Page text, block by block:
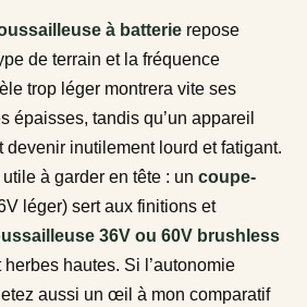
à batterie repose
de terrain et la fréquence
trop léger montrera vite ses
épaisses, tandis qu’un appareil
inutilement lourd et fatigant.
à garder en tête : un coupe-
léger) sert aux finitions et
36V ou 60V brushless
hautes. Si l’autonomie
aussi un œil à mon comparatif